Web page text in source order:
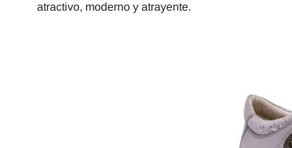
atractivo, moderno y atrayente.